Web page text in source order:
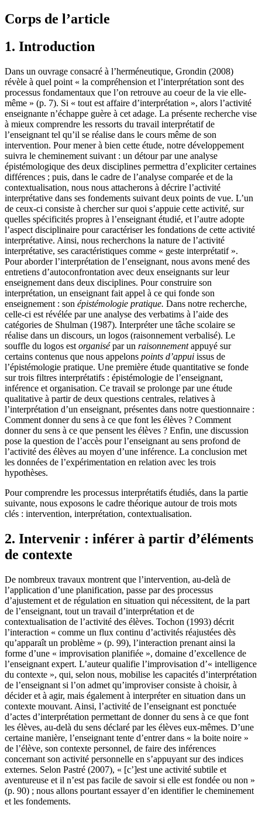
Corps de l’article
1. Introduction
Dans un ouvrage consacré à l’herméneutique, Grondin (2008)
révèle à quel point « la compréhension et l’interprétation sont des
processus fondamentaux que l’on retrouve au coeur de la vie elle-
même » (p. 7). Si « tout est affaire d’interprétation », alors l’activité
enseignante n’échappe guère à cet adage. La présente recherche vise
à mieux comprendre les ressorts du travail interprétatif de
l’enseignant tel qu’il se réalise dans le cours même de son
intervention. Pour mener à bien cette étude, notre développement
suivra le cheminement suivant : un détour par une analyse
épistémologique des deux disciplines permettra d’expliciter certaines
différences ; puis, dans le cadre de l’analyse comparée et de la
contextualisation, nous nous attacherons à décrire l’activité
interprétative dans ses fondements suivant deux points de vue. L’un
de ceux-ci consiste à chercher sur quoi s’appuie cette activité, sur
quelles spécificités propres à l’enseignant étudié, et l’autre adopte
l’aspect disciplinaire pour caractériser les fondations de cette activité
interprétative. Ainsi, nous recherchons la nature de l’activité
interprétative, ses caractéristiques comme « geste interprétatif ».
Pour aborder l’interprétation de l’enseignant, nous avons mené des
entretiens d’autoconfrontation avec deux enseignants sur leur
enseignement dans deux disciplines. Pour construire son
interprétation, un enseignant fait appel à ce qui fonde son
enseignement : son épistémologie pratique. Dans notre recherche,
celle-ci est révélée par une analyse des verbatims à l’aide des
catégories de Shulman (1987). Interpréter une tâche scolaire se
réalise dans un discours, un logos (raisonnement verbalisé). Le
souffle du logos est organisépar un raisonnementappuyé sur
certains contenus que nous appelons points d’appui issus de
l’épistémologie pratique. Une première étude quantitative se fonde
sur trois filtres interprétatifs : épistémologie de l’enseignant,
inférence et organisation. Ce travail se prolonge par une étude
qualitative à partir de deux questions centrales, relatives à
l’interprétation d’un enseignant, présentes dans notre questionnaire :
Comment donner du sens à ce que font les élèves ? Comment
donner du sens à ce que pensent les élèves ? Enfin, une discussion
pose la question de l’accès pour l’enseignant au sens profond de
l’activité des élèves au moyen d’une inférence. La conclusion met
les données de l’expérimentation en relation avec les trois
hypothèses.
Pour comprendre les processus interprétatifs étudiés, dans la partie
suivante, nous exposons le cadre théorique autour de trois mots
clés : intervention, interprétation, contextualisation.
2. Intervenir : inférer à partir d’éléments
de contexte
De nombreux travaux montrent que l’intervention, au-delà de
l’application d’une planification, passe par des processus
d’ajustement et de régulation en situation qui nécessitent, de la part
de l’enseignant, tout un travail d’interprétation et de
contextualisation de l’activité des élèves. Tochon (1993) décrit
l’interaction « comme un flux continu d’activités réajustées dès
qu’apparaît un problème » (p. 99), l’interaction prenant ainsi la
forme d’une « improvisation planifiée », domaine d’excellence de
l’enseignant expert. L’auteur qualifie l’improvisation d’« intelligence
du contexte », qui, selon nous, mobilise les capacités d’interprétation
de l’enseignant si l’on admet qu’improviser consiste à choisir, à
décider et à agir, mais également à interpréter en situation dans un
contexte mouvant. Ainsi, l’activité de l’enseignant est ponctuée
d’actes d’interprétation permettant de donner du sens à ce que font
les élèves, au-delà du sens déclaré par les élèves eux-mêmes. D’une
certaine manière, l’enseignant tente d’entrer dans « la boite noire »
de l’élève, son contexte personnel, de faire des inférences
concernant son activité personnelle en s’appuyant sur des indices
externes. Selon Pastré (2007), « [c’]est une activité subtile et
aventureuse et il n’est pas facile de savoir si elle est fondée ou non »
(p. 90) ; nous allons pourtant essayer d’en identifier le cheminement
et les fondements.